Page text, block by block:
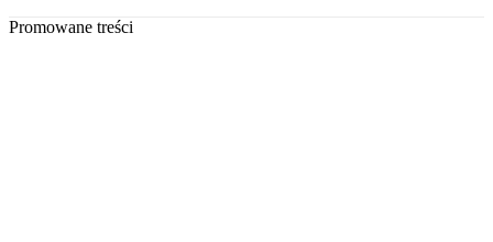
Promowane treści